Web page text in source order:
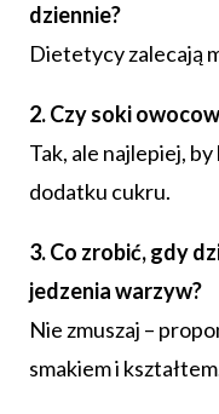
dziennie?
Dietetycy zalecają
2. Czy soki
Tak, ale najlepiej,
dodatku cukru.
3. Co zrobić, gdy
jedzenia warzyw?
Nie zmuszaj –
smakiem i